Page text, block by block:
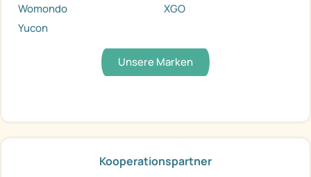
Womondo
XGO
Yucon
Unsere Marken
Kooperationspartner